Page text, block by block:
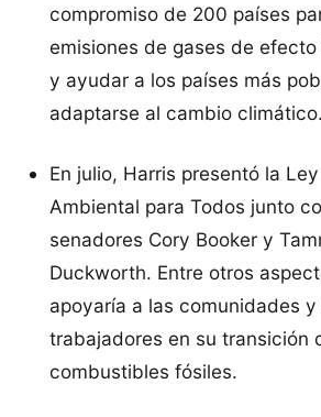
compromiso de 200 países
emisiones de gases de
y ayudar a los países más
adaptarse al cambio climático.
En julio, Harris presentó la
Ambiental para Todos junto
senadores Cory Booker y
Duckworth. Entre otros
apoyaría a las comunidades y
trabajadores en su transición
combustibles fósiles.